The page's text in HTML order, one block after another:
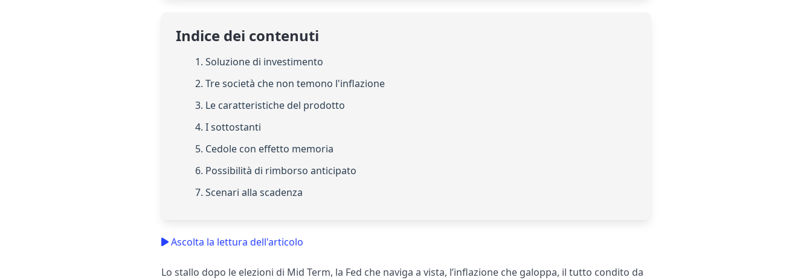
Indice dei contenuti
1. Soluzione di investimento
2. Tre società che non temono l'inflazione
3. Le caratteristiche del prodotto
4. I sottostanti
5. Cedole con effetto memoria
6. Possibilità di rimborso anticipato
7. Scenari alla scadenza
Ascolta la lettura dell'articolo
Lo stallo dopo le elezioni di Mid Term, la Fed che naviga a vista, l’inflazione che galoppa, il tutto condito da